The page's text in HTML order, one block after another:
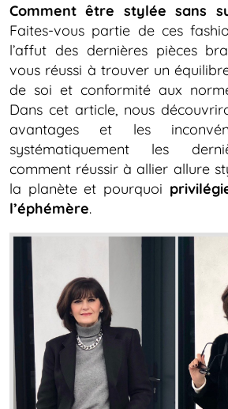
Comment être stylée sans
Faites-vous partie de ces
l’affut des dernières pièces
vous réussi à trouver un
de soi et conformité aux
Dans cet article, nous
avantages et les
systématiquement les
comment réussir à allier allure
la planète et pourquoi
l’éphémère.